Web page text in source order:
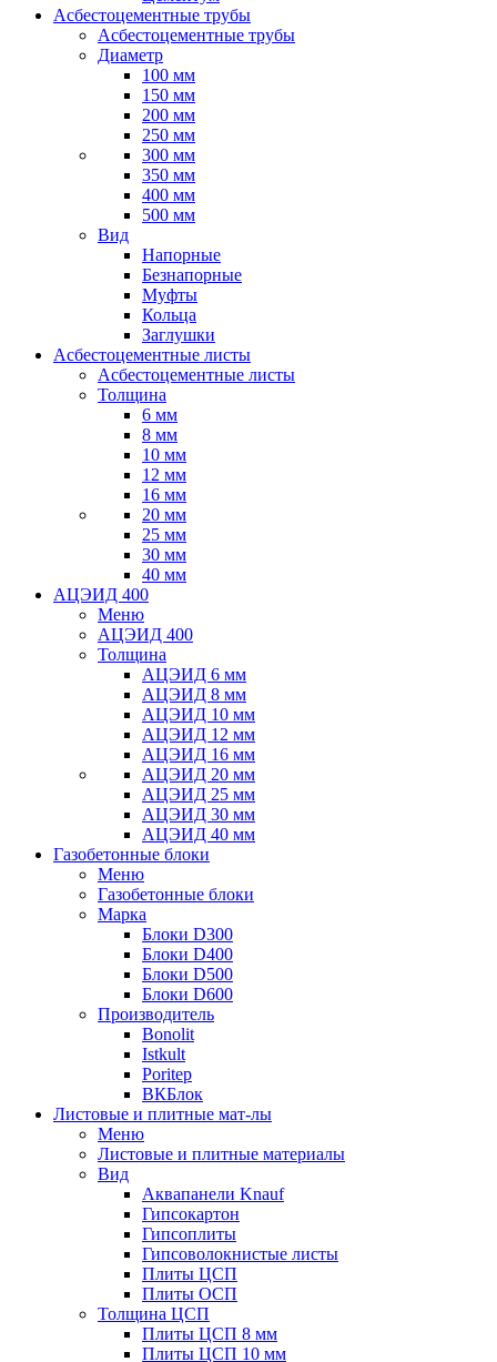
Асбестоцементные трубы
Асбестоцементные трубы
Диаметр
100 мм
150 мм
200 мм
250 мм
300 мм
350 мм
400 мм
500 мм
Вид
Напорные
Безнапорные
Муфты
Кольца
Заглушки
Асбестоцементные листы
Асбестоцементные листы
Толщина
6 мм
8 мм
10 мм
12 мм
16 мм
20 мм
25 мм
30 мм
40 мм
АЦЭИД 400
Меню
АЦЭИД 400
Толщина
АЦЭИД 6 мм
АЦЭИД 8 мм
АЦЭИД 10 мм
АЦЭИД 12 мм
АЦЭИД 16 мм
АЦЭИД 20 мм
АЦЭИД 25 мм
АЦЭИД 30 мм
АЦЭИД 40 мм
Газобетонные блоки
Меню
Газобетонные блоки
Марка
Блоки D300
Блоки D400
Блоки D500
Блоки D600
Производитель
Bonolit
Istkult
Poritep
ВКБлок
Листовые и плитные мат-лы
Меню
Листовые и плитные материалы
Вид
Аквапанели Knauf
Гипсокартон
Гипсоплиты
Гипсоволокнистые листы
Плиты ЦСП
Плиты ОСП
Толщина ЦСП
Плиты ЦСП 8 мм
Плиты ЦСП 10 мм